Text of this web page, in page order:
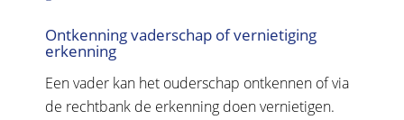
Ontkenning vaderschap of vernietiging
erkenning
Een vader kan het ouderschap ontkennen of via
de rechtbank de erkenning doen vernietigen.